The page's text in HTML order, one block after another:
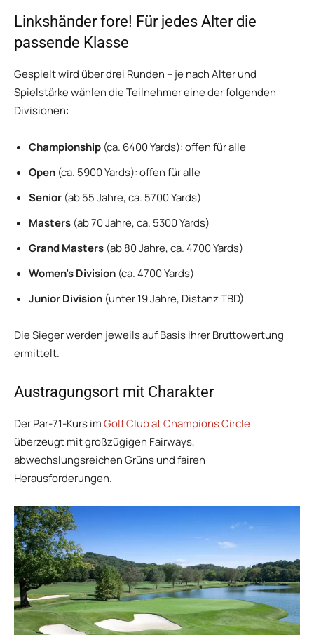
Linkshänder fore! Für jedes Alter die
passende Klasse
Gespielt wird über drei Runden – je nach Alter und
Spielstärke wählen die Teilnehmer eine der folgenden
Divisionen:
Championship (ca. 6400 Yards): offen für alle
Open (ca. 5900 Yards): offen für alle
Senior (ab 55 Jahre, ca. 5700 Yards)
Masters (ab 70 Jahre, ca. 5300 Yards)
Grand Masters (ab 80 Jahre, ca. 4700 Yards)
Women’s Division (ca. 4700 Yards)
Junior Division (unter 19 Jahre, Distanz TBD)
Die Sieger werden jeweils auf Basis ihrer Bruttowertung
ermittelt.
Austragungsort mit Charakter
Der Par-71-Kurs imGolf Club at Champions Circle
überzeugt mit großzügigen Fairways,
abwechslungsreichen Grüns und fairen
Herausforderungen.